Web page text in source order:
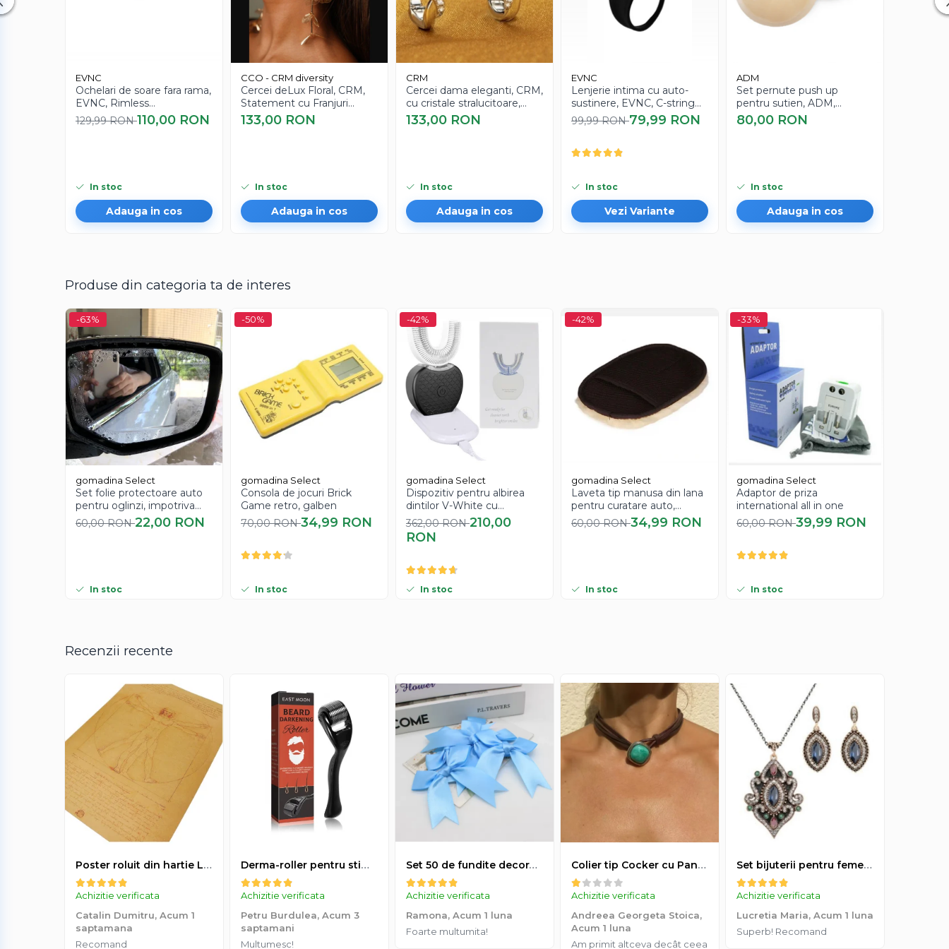
Evitati contactul direct cu apa, parfumuri sau detergenti
Pastrati intr-un loc uscat, de preferat intr-un saculet textil sau cutie de bijuterii
EVNC
Ochelari de soare fara rama,
EVNC, Rimless
Featherlight, unisex
129,99 RON110,00 RON
In stoc
Adauga in cos
CCO - CRM diversity
Cercei deLux Floral, CRM,
Statement cu Franjuri
Elegante pentru Femei,
Auriu
133,00 RON
In stoc
Adauga in cos
CRM
Cercei dama eleganti, CRM,
cu cristale stralucitoare,
model infinit, argintiu
133,00 RON
In stoc
Adauga in cos
EVNC
Lenjerie intima cu auto-
sustinere, EVNC, C-string
Invisible, fara laterale
99,99 RON79,99 RON
In stoc
Vezi Variante
ADM
Set pernute push up
pentru sutien, ADM,
autoadezive, 11x8 cm, nude
80,00 RON
In stoc
Adauga in cos
Produse din categoria ta de interes
-63%
gomadina Select
Set folie protectoare auto
pentru oglinzi, impotriva
apei si aburului, Film
Protect
60,00 RON22,00 RON
In stoc
-50%
gomadina Select
Consola de jocuri Brick
Game retro, galben
70,00 RON34,99 RON
In stoc
-42%
gomadina Select
Dispozitiv pentru albirea
dintilor V-White cu
inteligenta artificiala
362,00 RON210,00
RON
In stoc
-42%
gomadina Select
Laveta tip manusa din lana
pentru curatare auto,
calitate extra
60,00 RON34,99 RON
In stoc
-33%
gomadina Select
Adaptor de priza
international all in one
60,00 RON39,99 RON
In stoc
Recenzii recente
Poster roluit din hartie Leonardo Da Vinci, Vitruvian Man, vintage, 51x35 cm
Achizitie verificata
Catalin Dumitru, Acum 1
saptamana
Recomand
Derma-roller pentru stimularea cresterii parului, scalp si barba, Beard Roller
Achizitie verificata
Petru Burdulea, Acum 3
saptamani
Multumesc!
Set 50 de fundite decorative, EVNC, Blue Satin , potrivite pentru masini, scaune sau pahare, albastru
Achizitie verificata
Ramona, Acum 1 luna
Foarte multumita!
Colier tip Cocker cu Pandantiv Boho EVNC - Turquoise Pendant, Mărime Reglabilă
Achizitie verificata
Andreea Georgeta Stoica,
Acum 1 luna
Am primit altceva decât ceea
Set bijuterii pentru femei, colier cu pandantiv si cercei, CRM, 51 cm, multicolor
Achizitie verificata
Lucretia Maria, Acum 1 luna
Superb! Recomand